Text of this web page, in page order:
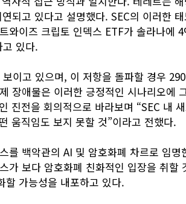
되고 있다고 설명했다. SEC의 이러한
와이즈 크립토 인덱스 ETF가 솔라나에
있다.
이고 있으며, 이 저항을 돌파할 경우
장애물은 이러한 긍정적인 시나리오에
진전을 회의적으로 바라보며 “SEC 내
움직임도 보지 못할 것”이라고 전했다.
를 백악관의 AI 및 암호화폐 차르로 임명
가 보다 암호화폐 친화적인 입장을 취할
할 가능성을 내포하고 있다.